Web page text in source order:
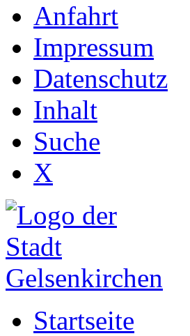
Anfahrt
Impressum
Datenschutz
Inhalt
Suche
X
Startseite